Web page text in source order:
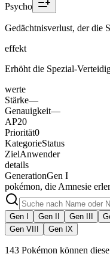
Psycho
Gedächtnisverlust, der die
effekt
Erhöht die Spezial-
werte
Stärke—
Genauigkeit—
AP20
Priorität0
KategorieStatus
ZielAnwender
details
GenerationGen I
pokémon, die Amnesie
Gen I Gen II Gen III
Gen VIII
Gen IX
143 Pokémon können